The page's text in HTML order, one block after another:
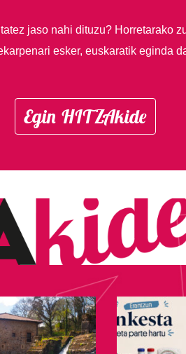
jaso nahi dituzu? Horretarako
esker, euskaratik eginda
Egin HITZAkide